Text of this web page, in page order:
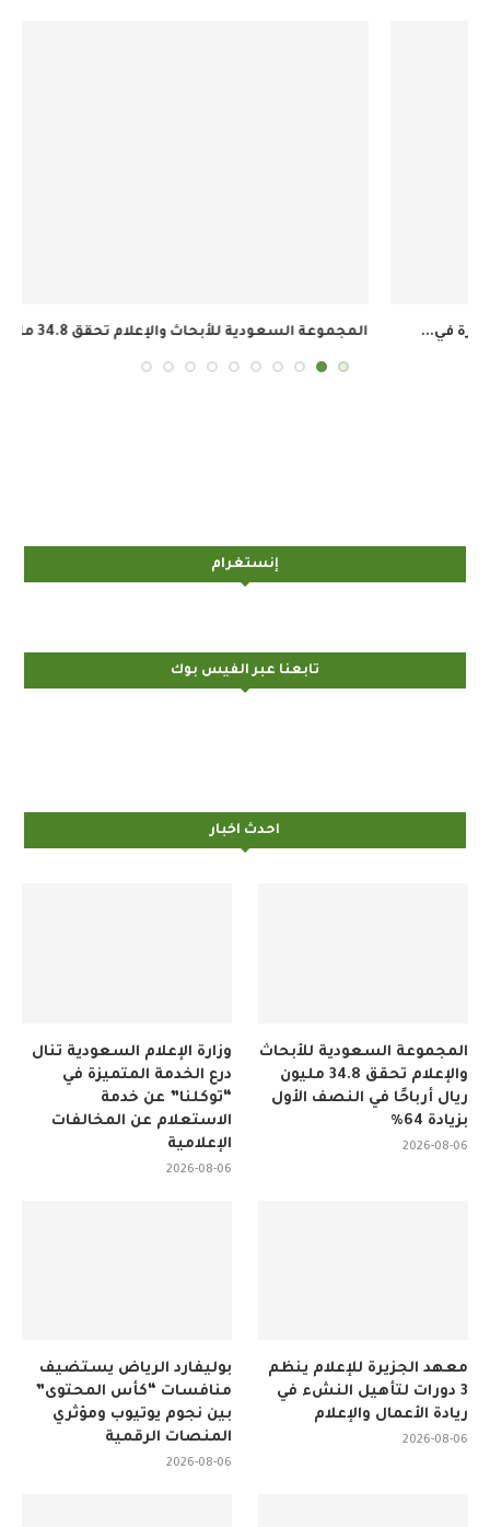
المجموعة السعودية للأبحاث والإعلام تحقق 34.8 مليون ريال...
إنستغرام
تابعنا عبر الفيس بوك
احدث اخبار
وزارة الإعلام السعودية تنال
درع الخدمة المتميزة في
“توكلنا” عن خدمة
الاستعلام عن المخالفات
الإعلامية
2026-08-06
المجموعة السعودية للأبحاث
والإعلام تحقق 34.8 مليون
ريال أرباحًا في النصف الأول
بزيادة 64%
2026-08-06
بوليفارد الرياض يستضيف
منافسات “كأس المحتوى”
بين نجوم يوتيوب ومؤثري
المنصات الرقمية
2026-08-06
معهد الجزيرة للإعلام ينظم
3 دورات لتأهيل النشء في
ريادة الأعمال والإعلام
2026-08-06